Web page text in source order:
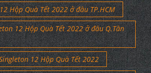
Hộp Quà Tết 2022 ở đâu TP.HCM
12 Hộp Quà Tết 2022 ở đâu Q.Tân
12 Hộp Quà Tết 2022